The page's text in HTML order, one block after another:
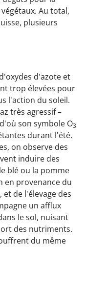
Au total,
plusieurs
d'azote et
trop élevées pour
l'action du soleil.
très agressif –
son symbole O3
durant l'été.
on observe des
induire des
blé ou la pomme
en provenance du
de l'élevage des
un afflux
le sol, nuisant
des nutriments.
du même